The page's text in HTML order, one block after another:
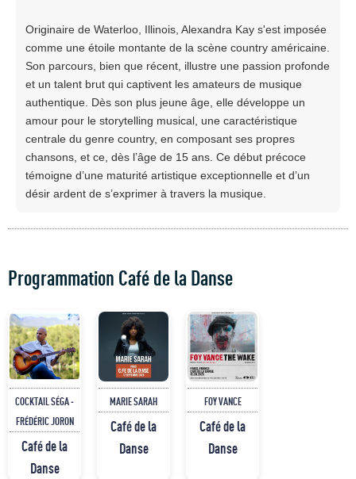
Originaire de Waterloo, Illinois, Alexandra Kay s'est imposée
comme une étoile montante de la scène country américaine.
Son parcours, bien que récent, illustre une passion profonde
et un talent brut qui captivent les amateurs de musique
authentique. Dès son plus jeune âge, elle développe un
amour pour le storytelling musical, une caractéristique
centrale du genre country, en composant ses propres
chansons, et ce, dès l’âge de 15 ans. Ce début précoce
témoigne d’une maturité artistique exceptionnelle et d’un
désir ardent de s’exprimer à travers la musique.
Programmation Café de la Danse
COCKTAIL SÉGA -
FRÉDÉRIC JORON
Café de la
Danse
MARIE SARAH
Café de la
Danse
FOY VANCE
Café de la
Danse